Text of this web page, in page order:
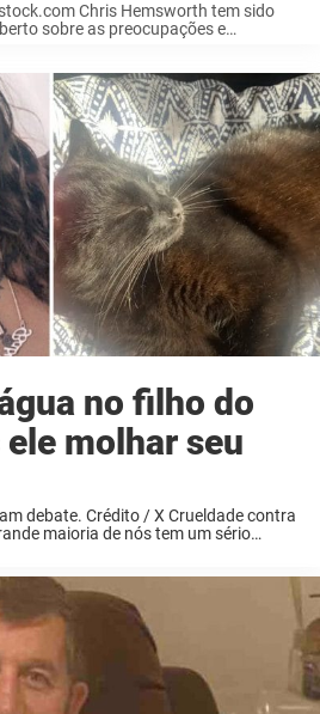
Chris Hemsworth tem sido
sobre as preocupações e
sobre essa parte de sua vida. ...
no filho do
molhar seu
debate. Crédito / X Crueldade contra
maioria de nós tem um sério